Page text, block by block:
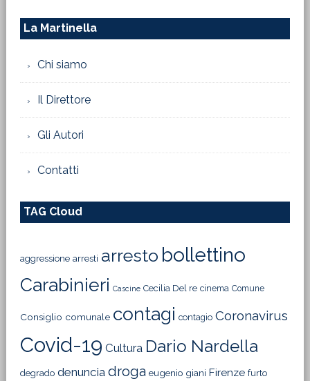
La Martinella
Chi siamo
Il Direttore
Gli Autori
Contatti
TAG Cloud
aggressione arresti arresto bollettino
Carabinieri Cascine Cecilia Del re cinema Comune
Consiglio comunale contagi contagio Coronavirus
Covid-19 Cultura Dario Nardella
degrado denuncia droga eugenio giani Firenze furto